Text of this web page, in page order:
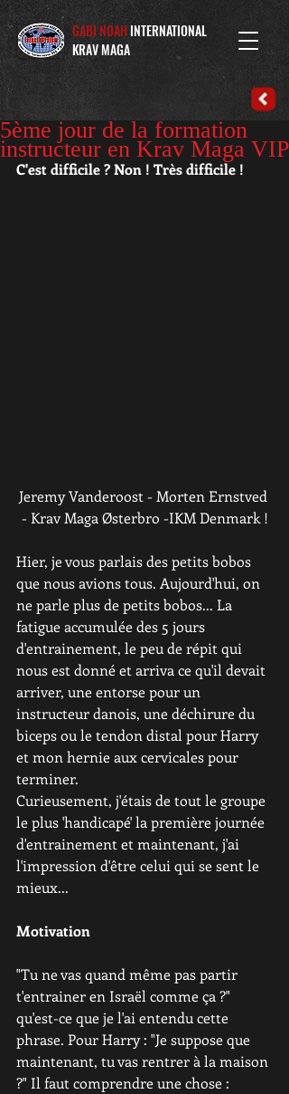
GABI NOAHINTERNATIONAL
KRAV MAGA
5ème jour de la formation
instructeur en Krav Maga VIP
C'est difficile ? Non ! Très difficile !
Jeremy Vanderoost - Morten Ernstved
- Krav Maga Østerbro -IKM Denmark !
Hier, je vous parlais des petits bobos
que nous avions tous. Aujourd'hui, on
ne parle plus de petits bobos... La
fatigue accumulée des 5 jours
d'entrainement, le peu de répit qui
nous est donné et arriva ce qu'il devait
arriver, une entorse pour un
instructeur danois, une déchirure du
biceps ou le tendon distal pour Harry
et mon hernie aux cervicales pour
terminer.
Curieusement, j'étais de tout le groupe
le plus 'handicapé' la première journée
d'entrainement et maintenant, j'ai
l'impression d'être celui qui se sent le
mieux...
Motivation
"Tu ne vas quand même pas partir
t'entrainer en Israël comme ça ?"
qu'est-ce que je l'ai entendu cette
phrase. Pour Harry : "Je suppose que
maintenant, tu vas rentrer à la maison
?" Il faut comprendre une chose :